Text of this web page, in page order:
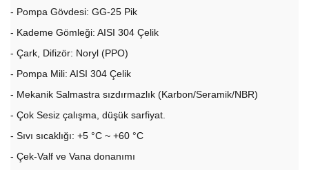
- Pompa Gövdesi: GG-25 Pik
- Kademe Gömleği: AISI 304 Çelik
- Çark, Difizör: Noryl (PPO)
- Pompa Mili: AISI 304 Çelik
- Mekanik Salmastra sızdırmazlık (Karbon/Seramik/NBR)
- Çok Sesiz çalışma, düşük sarfiyat.
- Sıvı sıcaklığı: +5 °C ~ +60 °C
- Çek-Valf ve Vana donanımı